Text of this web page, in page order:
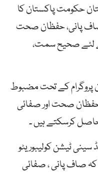
حکومت پاکستان کا
پانی، حفظان صحت
لئے صحیح سمت،
پروگرام کے تحت مضبوط
صحت اور صفائی
کرسکتے ہیں ۔
سینی ٹیشن کولیبوریٹو
صاف پانی ، صفائی